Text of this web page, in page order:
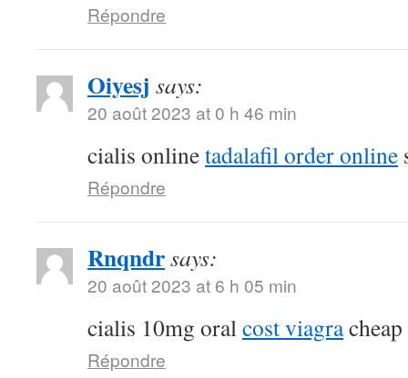
Répondre
Oiyesj says:
20 août 2023 at 0 h 46 min
cialis onlinetadalafil order online
Répondre
Rnqndrsays:
20 août 2023 at 6 h 05 min
cialis 10mg oral cost viagra
Répondre